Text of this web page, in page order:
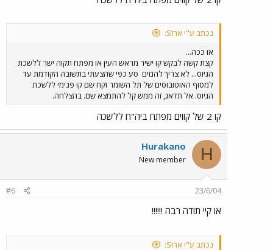
נכתב ע"י ארזS:
אז ככה...
קצת קשה לבקש קו ישיר מראש העין או מפתח תקוה ישר ללשכת
הגיוס... לא צריך להגזים סע כפי שהצעתי בתשובה הקודמת עד
למסוף האוטובוסים של תל השומר וקח שם קו פנימי ללשכת
הגיוס. אל תדאג, זה ממש קל להתמצא שם. בהצלחה.
קו 2 של קווים מפתח ביה"ח ללשכה
H
Hurakano
New member
23/6/04
#6
או קיי תודה רבה !!!!!!
נכתב ע"י ארזS: